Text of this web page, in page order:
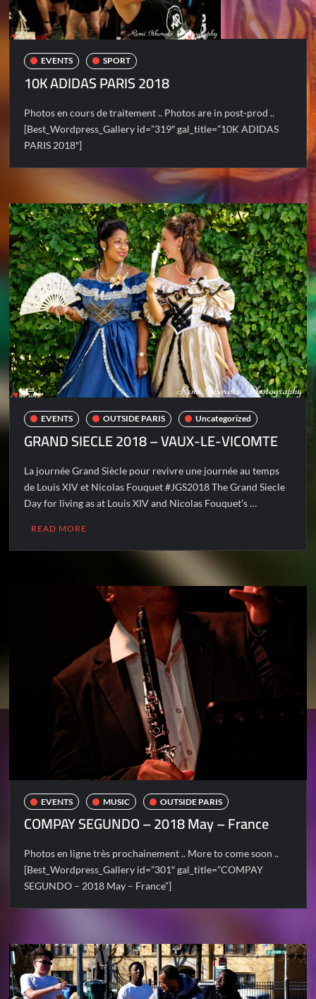
EVENTS SPORT
10K ADIDAS PARIS 2018
Photos en cours de traitement .. Photos are in post-prod ..
[Best_Wordpress_Gallery id=”319″ gal_title=”10K ADIDAS
PARIS 2018″]
EVENTS OUTSIDE PARIS Uncategorized
GRAND SIECLE 2018 – VAUX-LE-VICOMTE
La journée Grand Siècle pour revivre une journée au temps
de Louis XIV et Nicolas Fouquet #JGS2018 The Grand Siecle
Day for living as at Louis XIV and Nicolas Fouquet’s …
READ MORE
EVENTS MUSIC OUTSIDE PARIS
COMPAY SEGUNDO – 2018 May – France
Photos en ligne très prochainement .. More to come soon ..
[Best_Wordpress_Gallery id=”301″ gal_title=”COMPAY
SEGUNDO – 2018 May – France”]